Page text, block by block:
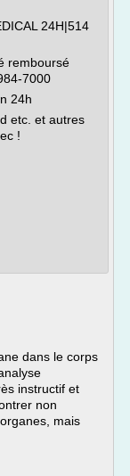
24H|514
remboursé
7000
24h
etc. et autres
!
dans le corps
instructif et
non
mais